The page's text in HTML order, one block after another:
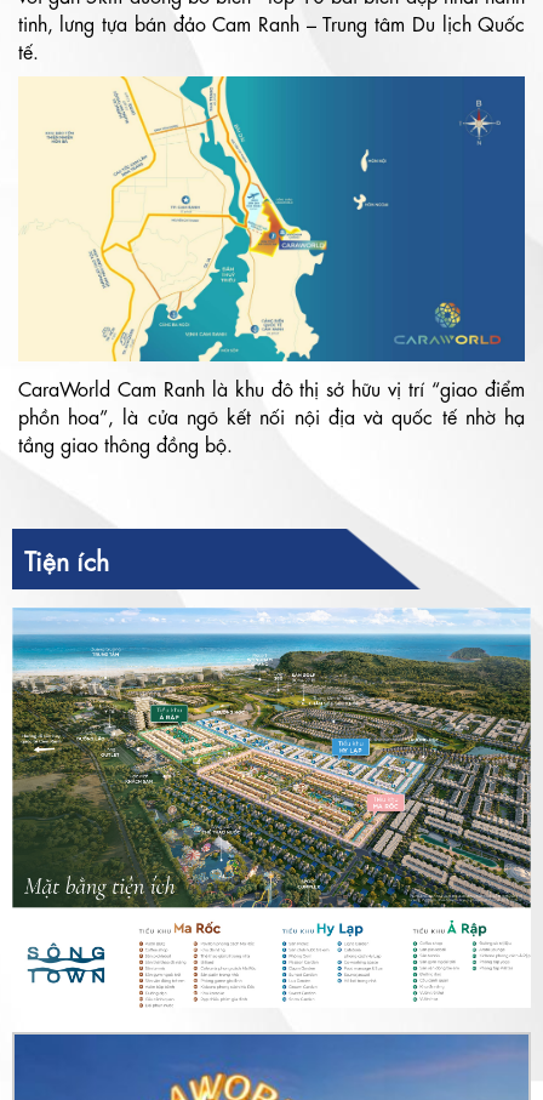
tinh, lưng tựa bán đảo Cam Ranh – Trung tâm Du lịch Quốc
tế.
CaraWorld Cam Ranh là khu đô thị sở hữu vị trí “giao điểm
phồn hoa”, là cửa ngõ kết nối nội địa và quốc tế nhờ hạ
tầng giao thông đồng bộ.
Tiện ích